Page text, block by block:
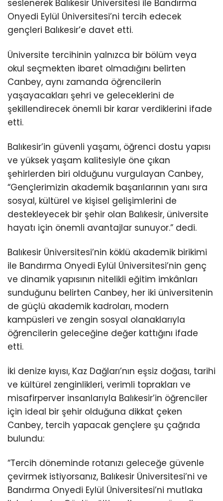
seslenerek Balıkesir Üniversitesi ile Bandırma
Onyedi Eylül Üniversitesi’ni tercih edecek
gençleri Balıkesir’e davet etti.
Üniversite tercihinin yalnızca bir bölüm veya
okul seçmekten ibaret olmadığını belirten
Canbey, aynı zamanda öğrencilerin
yaşayacakları şehri ve geleceklerini de
şekillendirecek önemli bir karar verdiklerini ifade
etti.
Balıkesir’in güvenli yaşamı, öğrenci dostu yapısı
ve yüksek yaşam kalitesiyle öne çıkan
şehirlerden biri olduğunu vurgulayan Canbey,
“Gençlerimizin akademik başarılarının yanı sıra
sosyal, kültürel ve kişisel gelişimlerini de
destekleyecek bir şehir olan Balıkesir, üniversite
hayatı için önemli avantajlar sunuyor.” dedi.
Balıkesir Üniversitesi’nin köklü akademik birikimi
ile Bandırma Onyedi Eylül Üniversitesi’nin genç
ve dinamik yapısının nitelikli eğitim imkânları
sunduğunu belirten Canbey, her iki üniversitenin
de güçlü akademik kadroları, modern
kampüsleri ve zengin sosyal olanaklarıyla
öğrencilerin geleceğine değer kattığını ifade
etti.
İki denize kıyısı, Kaz Dağları’nın eşsiz doğası, tarihi
ve kültürel zenginlikleri, verimli toprakları ve
misafirperver insanlarıyla Balıkesir’in öğrenciler
için ideal bir şehir olduğuna dikkat çeken
Canbey, tercih yapacak gençlere şu çağrıda
bulundu:
“Tercih döneminde rotanızı geleceğe güvenle
çevirmek istiyorsanız, Balıkesir Üniversitesi’ni ve
Bandırma Onyedi Eylül Üniversitesi’ni mutlaka